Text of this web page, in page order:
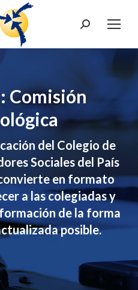
Buscar:
Comisión
del Colegio de
Sociales del País
convierte en formato
a las colegiadas y
de la forma
posible.